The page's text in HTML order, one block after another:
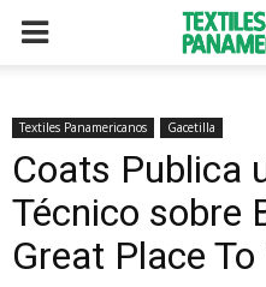
Textiles Panamericanos Gacetilla
Coats Publica
Técnico sobre
Great Place